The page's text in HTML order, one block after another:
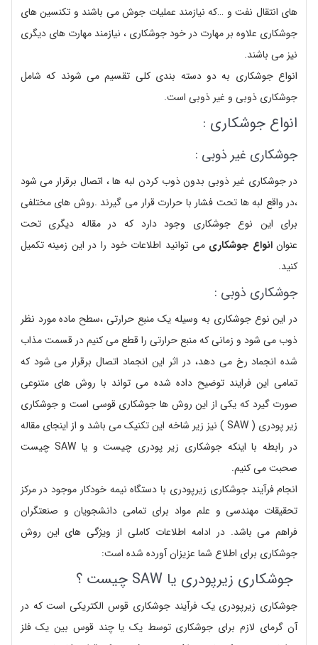
های انتقال نفت و …که نیازمند عملیات جوش می باشند و تکنسین های
جوشکاری علاوه بر مهارت در خود جوشکاری ، نیازمند مهارت های دیگری
نیز می باشند.
انواع جوشکاری به دو دسته بندی کلی تقسیم می شوند که شامل
جوشکاری ذوبی و غیر ذوبی است.
انواع جوشکاری :
جوشکاری غیر ذوبی :
در جوشکاری غیر ذوبی بدون ذوب کردن لبه ها ، اتصال برقرار می شود
،در واقع لبه ها تحت فشار با حرارت قرار می گیرند .روش های مختلفی
برای این نوع جوشکاری وجود دارد که در مقاله دیگری تحت
عنوانانواع جوشکاری می توانید اطلاعات خود را در این زمینه تکمیل
کنید.
جوشکاری ذوبی :
در این نوع جوشکاری به وسیله یک منبع حرارتی ،سطح ماده مورد نظر
ذوب می شود و زمانی که منبع حرارتی را قطع می کنیم در قسمت مذاب
شده انجماد رخ می دهد، در اثر این انجماد اتصال برقرار می شود که
تمامی این فرایند توضیح داده شده می تواند با روش های متنوعی
صورت گیرد که یکی از این روش ها جوشکاری قوسی است و جوشکاری
زیر پودری ( SAW ) نیز زیر شاخه این تکنیک می باشد و از اینجای مقاله
در رابطه با اینکه جوشکاری زیر پودری چیست و یا SAW چیست
صحبت می کنیم.
انجام فرآیند جوشکاری زیرپودری با دستگاه نیمه خودکار موجود در مرکز
تحقیقات مهندسی و علم مواد برای تمامی دانشجویان و صنعتگران
فراهم می باشد. در ادامه اطلاعات کاملی از ویژگی های این روش
جوشکاری برای اطلاع شما عزیزان آورده شده است:
جوشکاری زیرپودری یا SAW چیست ؟
جوشکاری زیرپودری یک فرآیند جوشکاری قوس الکتریکی است که در
آن گرمای لازم برای جوشکاری توسط یک یا چند قوس بین یک فلز